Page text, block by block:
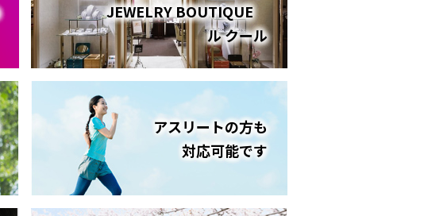
JEWELRY BOUTIQUE
ル クール
アスリートの方も
対応可能です